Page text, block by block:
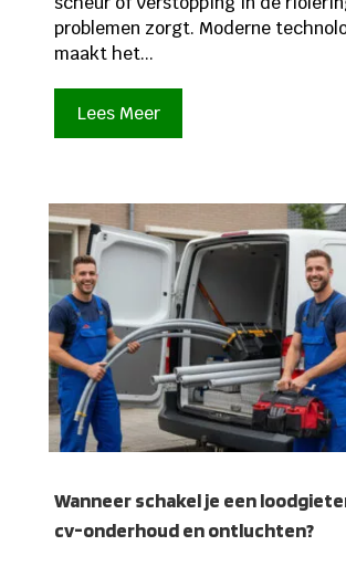
problemen zorgt. Moderne
maakt het...
Lees Meer
Wanneer schakel je een
cv-onderhoud en ontluchten?